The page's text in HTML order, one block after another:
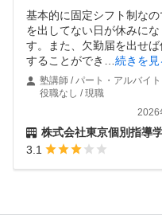
基本的に固定シフト制なの
を出してない日が休みにな
す。また、欠勤届を出せば
することができ
続きを見
塾講師 / パート・アルバイ
役職なし / 現職
2026
株式会社東京個別指導
3.1